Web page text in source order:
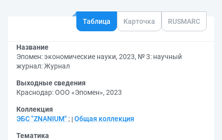
Таблица Карточка RUSMARC
Название
Эпомен: экономические науки, 2023, № 3: научный
журнал: Журнал
Выходные сведения
Краснодар: ООО «Эпомен», 2023
Коллекция
ЭБС "ZNANIUM" ; Общая коллекция
Тематика